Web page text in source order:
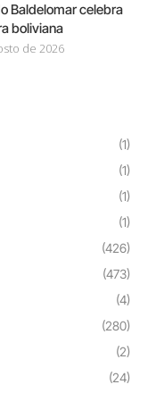
Baldelomar celebra
boliviana
de 2026
(1)
(1)
(1)
(1)
(426)
(473)
(4)
(280)
(2)
(24)